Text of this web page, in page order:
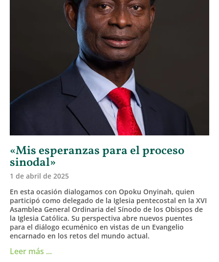
«Mis esperanzas para el proceso
sinodal»
1 de abril de 2025
En esta ocasión dialogamos con Opoku Onyinah, quien
participó como delegado de la Iglesia pentecostal en la XVI
Asamblea General Ordinaria del Sínodo de los Obispos de
la Iglesia Católica. Su perspectiva abre nuevos puentes
para el diálogo ecuménico en vistas de un Evangelio
encarnado en los retos del mundo actual.
Leer más ...